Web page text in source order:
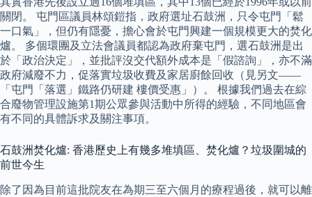
關閉。 屯門區議員林頌鎧指，政府選址石鼓洲，只令屯門「鬆
一口氣」，但仍有隱憂，擔心會於屯門興建一個規模更大的焚化
爐。 多個環團及立法會議員都認為政府棄屯門，選石鼓洲是出
於「政治決定」，並批評沒交代額外成本是「假諮詢」，亦不滿
政府減廢不力，促落實垃圾收費及家居廚餘回收（見另文——
「屯門「落選」鐵路仍研建 樓價受惠」）。 根據我們過去在綜
合廢物管理設施第1期公眾參與活動中所得的經驗，不同地區會
有不同的具體訴求及關注事項。
石鼓洲焚化爐: 香港歷史上有幾多堆填區、焚化爐？垃圾圍城的
前世今生
除了因為目前這批院友在為期三至六個月的療程過後，就可以離